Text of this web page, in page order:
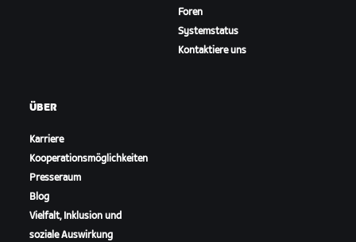
Foren
Systemstatus
Kontaktiere uns
ÜBER
Karriere
Kooperationsmöglichkeiten
Presseraum
Blog
Vielfalt, Inklusion und
soziale Auswirkung